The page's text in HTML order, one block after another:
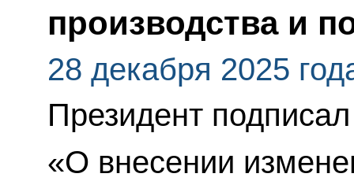
производства и
28 декабря 2025
Президент
«О внесении